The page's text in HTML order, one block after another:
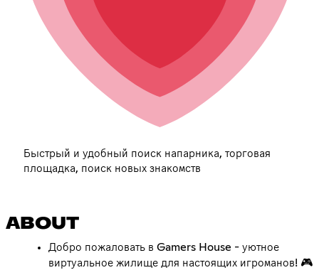
Быстрый и удобный поиск напарника, торговая
площадка, поиск новых знакомств
ABOUT
Добро пожаловать в Gamers House - уютное
виртуальное жилище для настоящих игроманов! 🎮